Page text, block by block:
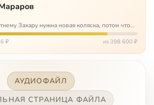
Захару нужна новая коляска, потом что
А без коляски он не сможет не только
из дома, но и продолжать лечение в
₽ из 398 600 ₽
АУДИОФАЙЛ
СТРАНИЦА ФАЙЛА